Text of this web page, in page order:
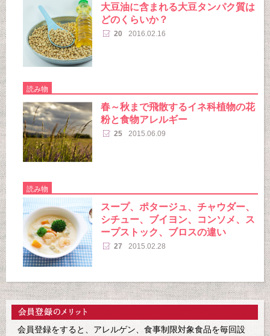
大豆油に含まれる大豆タンパク質は
どのくらいか？
20 2016.02.16
読み物
春～秋まで飛散するイネ科植物の花
粉と食物アレルギー
25 2015.06.09
読み物
スープ、ポタージュ、チャウダー、
シチュー、ブイヨン、コンソメ、ス
ープストック、ブロスの違い
27 2015.02.28
会員登録をすると、アレルゲン、食事制限対象食品を毎回設